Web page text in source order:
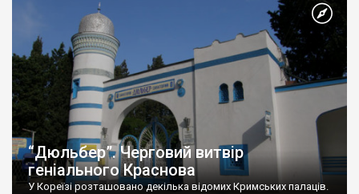
“Дюльбер”. Черговий витвір
геніального Краснова
У Кореїзі розташовано декілька відомих Кримських палаців.